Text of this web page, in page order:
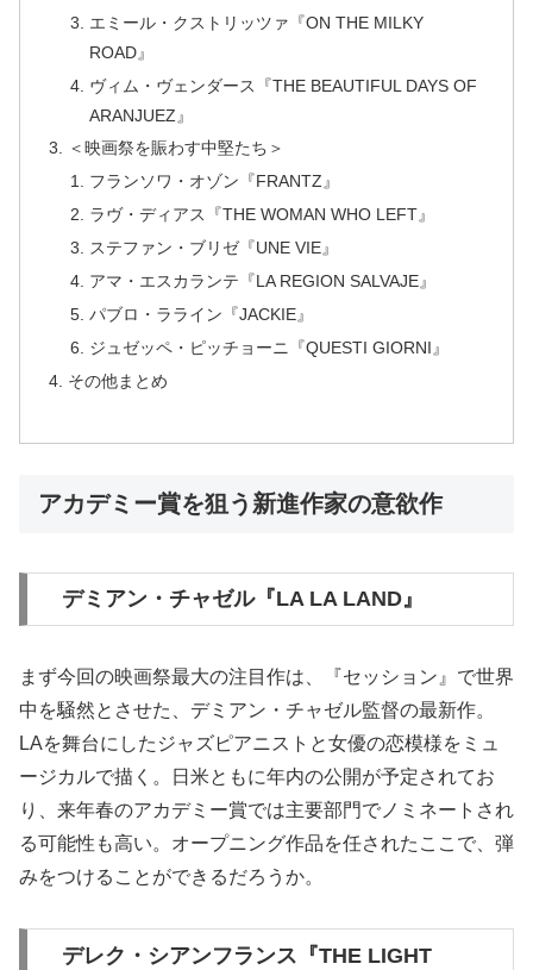
エミール・クストリッツァ『ON THE MILKY
ROAD』
ヴィム・ヴェンダース『THE BEAUTIFUL DAYS OF
ARANJUEZ』
＜映画祭を賑わす中堅たち＞
フランソワ・オゾン『FRANTZ』
ラヴ・ディアス『THE WOMAN WHO LEFT』
ステファン・ブリゼ『UNE VIE』
アマ・エスカランテ『LA REGION SALVAJE』
パブロ・ラライン『JACKIE』
ジュゼッペ・ピッチョーニ『QUESTI GIORNI』
その他まとめ
アカデミー賞を狙う新進作家の意欲作
デミアン・チャゼル『LA LA LAND』
まず今回の映画祭最大の注目作は、『セッション』で世界
中を騒然とさせた、デミアン・チャゼル監督の最新作。
LAを舞台にしたジャズピアニストと女優の恋模様をミュ
ージカルで描く。日米ともに年内の公開が予定されてお
り、来年春のアカデミー賞では主要部門でノミネートされ
る可能性も高い。オープニング作品を任されたここで、弾
みをつけることができるだろうか。
デレク・シアンフランス『THE LIGHT